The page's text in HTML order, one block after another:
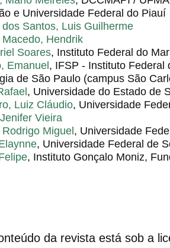
e Universidade Federal do Piauí
dos Santos, Luis Guilherme
Macedo, Hendrik
Soares, Instituto Federal do
Emanuel, IFSP - Instituto Federal
de São Paulo (campus São
, Universidade do Estado de
Luiz Cláudio, Universidade
Vieira
Rodrigo Miguel, Universidade
, Universidade Federal de
, Instituto Gonçalo Moniz,
da revista está sob a